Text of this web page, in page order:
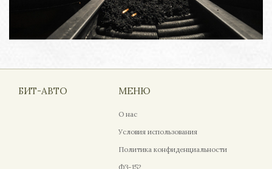
БИТ-АВТО МЕНЮ
О нас
Условия использования
Политика конфиденциальности
ФЗ-152